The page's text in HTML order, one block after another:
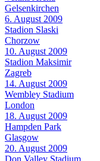
Gelsenkirchen
6. August 2009
Stadion Slaski
Chorzow
10. August 2009
Stadion Maksimir
Zagreb
14. August 2009
Wembley Stadium
London
18. August 2009
Hampden Park
Glasgow
20. August 2009
Don Valley Stadium